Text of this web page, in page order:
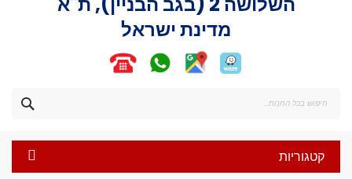
מדינת ישראל
קטגוריות